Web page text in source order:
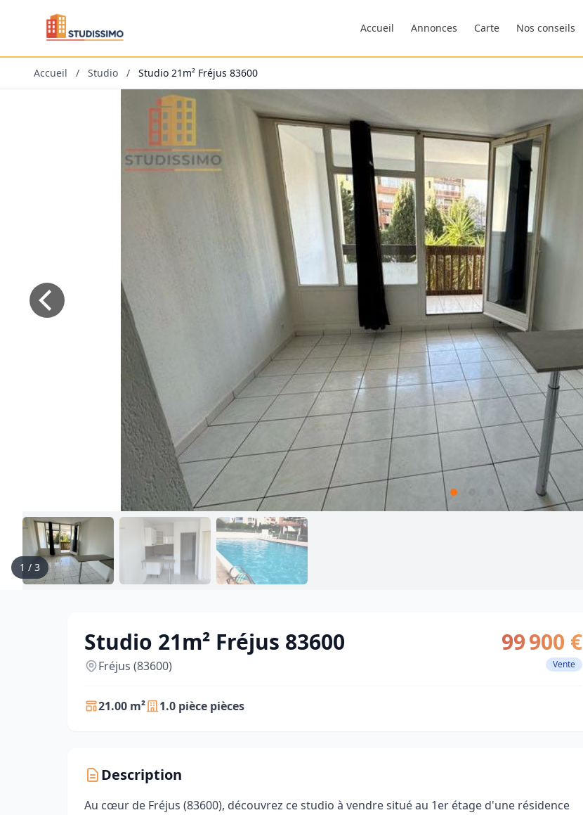
Accueil Annonces Carte Nos conseils
Accueil / Studio / Studio 21m² Fréjus 83600
1 / 3
Studio 21m² Fréjus 83600
Fréjus (83600)
99 900 €
Vente
21.00 m² 1.0 pièce pièces
Description
Au cœur de Fréjus (83600), découvrez ce studio à vendre situé au 1er étage d'une résidence